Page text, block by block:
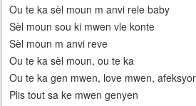
Ou te ka sèl moun m anvi rele baby
Sèl moun sou ki mwen vle konte
Sèl moun m anvi reve
Ou te ka sèl moun, ou te ka
Ou te ka gen mwen, love mwen,
Plis tout sa ke mwen genyen